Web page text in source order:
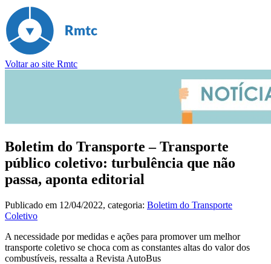
Voltar ao site Rmtc
Boletim do Transporte – Transporte
público coletivo: turbulência que não
passa, aponta editorial
Publicado em 12/04/2022, categoria: Boletim do Transporte
Coletivo
A necessidade por medidas e ações para promover um melhor
transporte coletivo se choca com as constantes altas do valor dos
combustíveis, ressalta a Revista AutoBus